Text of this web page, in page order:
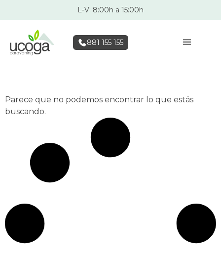
L-V: 8:00h a 15:00h
881 155 155
Parece que no podemos encontrar lo que estás
buscando.